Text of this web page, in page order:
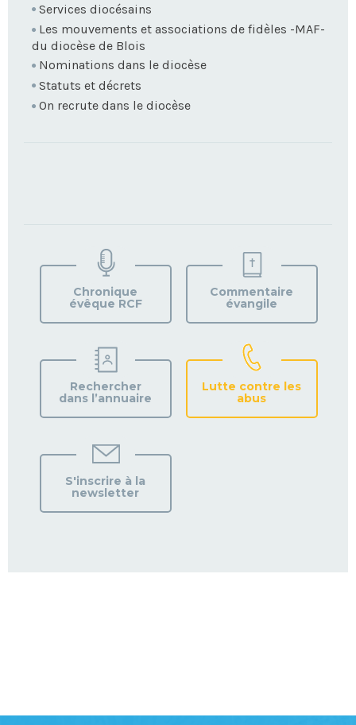
Services diocésains
Les mouvements et associations de fidèles -MAF-
du diocèse de Blois
Nominations dans le diocèse
Statuts et décrets
On recrute dans le diocèse
VOTRE
PAROISSE
Chronique
évêque RCF
Commentaire
évangile
Rechercher
dans l’annuaire
Lutte contre les
abus
S'inscrire à la
newsletter